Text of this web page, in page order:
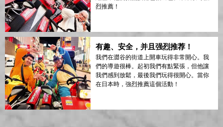
烈推薦！
有趣、安全，并且强烈推荐！
我們在澀谷的街道上開車玩得非常開心。我
們的導遊很棒。起初我們有點緊張，但他讓
我們感到放鬆，最後我們玩得很開心。當你
在日本時，強烈推薦這個活動！